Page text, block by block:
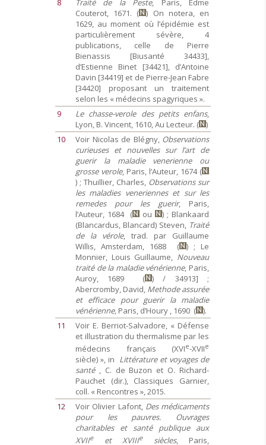
8
Traité de la Peste, Paris, Edme
Couterot, 1671. (
) On notera, en
1629, au moment où l’épidémie est
particulièrement sévère, 4
publications, celle de Pierre
Bienassis [Biusanté 34433],
d’Estienne Binet [34421], d’Antoine
Davin [34419] et de Pierre-Jean Fabre
[34420] proposant un traitement
selon les « médecins spagyriques ».
9
Le chasse-verole des petits enfans,
Lyon, B. Vincent, 1610, Au Lecteur. (
)
10
Voir Nicolas de Blégny, Observations
curieuses et nouvelles sur l’art de
guerir la maladie venerienne ou
grosse verole, Paris, l’Auteur, 1674 (
) ; Thuillier, Charles, Observations sur
les maladies veneriennes et sur les
remedes pour les guerir, Paris,
l’Auteur, 1684 (
ou
) ; Blankaard
(Blancardus, Blancard) Steven, Traité
de la vérole, trad. par Guillaume
Willis, Amsterdam, 1688 (
) ; Le
Monnier, Louis Guillaume, Nouveau
traité de la maladie vénérienne, Paris,
Auroy, 1689 (
) / 34913] ;
Abercromby, David, Methode assurée
et efficace pour guerir la maladie
vénérienne, Paris, d’Houry , 1690 (
).
11
Voir E. Berriot-Salvadore, « Défense
et illustration du thermalisme par les
médecins français (XVIe-XVIIe
siècle) », in Littérature et voyages de
santé, C. de Buzon et O. Richard-
Pauchet (dir.), Classiques Garnier,
coll. « Rencontres », 2015.
12
Voir Olivier Lafont, Des médicaments
pour les pauvres. Ouvrages
charitables et santé publique aux
XVIIeet XVIIIesiècles, Paris,